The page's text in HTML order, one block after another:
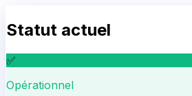
Statut actuel
✅
Opérationnel